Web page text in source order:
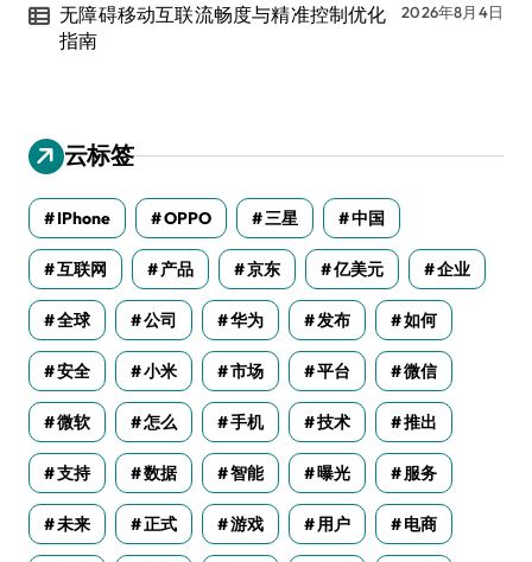
无障碍移动互联流畅度与精准控制优化
指南
2026年8月4日
云标签
IPhone OPPO 三星 中国
互联网 产品 京东 亿美元 企业
全球 公司 华为 发布 如何
安全 小米 市场 平台 微信
微软 怎么 手机 技术 推出
支持 数据 智能 曝光 服务
未来 正式 游戏 用户 电商